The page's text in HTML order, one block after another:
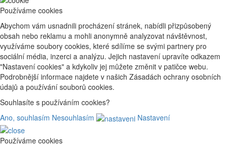
Používáme cookies
Abychom vám usnadnili procházení stránek, nabídli přizpůsobený
obsah nebo reklamu a mohli anonymně analyzovat návštěvnost,
využíváme soubory cookies, které sdílíme se svými partnery pro
sociální média, inzerci a analýzu. Jejich nastavení upravíte odkazem
"Nastavení cookies" a kdykoliv jej můžete změnit v patičce webu.
Podrobnější informace najdete v našich Zásadách ochrany osobních
údajů a používání souborů cookies.
Souhlasíte s používáním cookies?
Ano, souhlasím Nesouhlasím Nastavení
Používáme cookies